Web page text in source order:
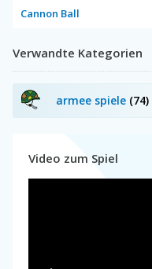
Cannon Ball
Verwandte Kategorien
armee spiele (74)
Video zum Spiel